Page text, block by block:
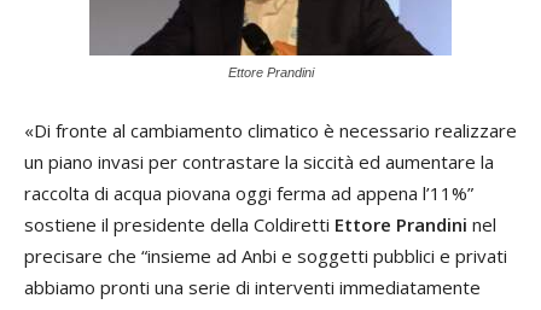
Ettore Prandini
«Di fronte al cambiamento climatico è necessario realizzare
un piano invasi per contrastare la siccità ed aumentare la
raccolta di acqua piovana oggi ferma ad appena l’11%”
sostiene il presidente della Coldiretti Ettore Prandini nel
precisare che “insieme ad Anbi e soggetti pubblici e privati
abbiamo pronti una serie di interventi immediatamente